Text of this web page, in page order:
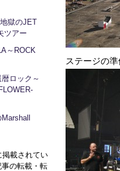
獄のJET
ツアー
～ROCK
ロック～
掲載されてい
の転載・転
ステージの